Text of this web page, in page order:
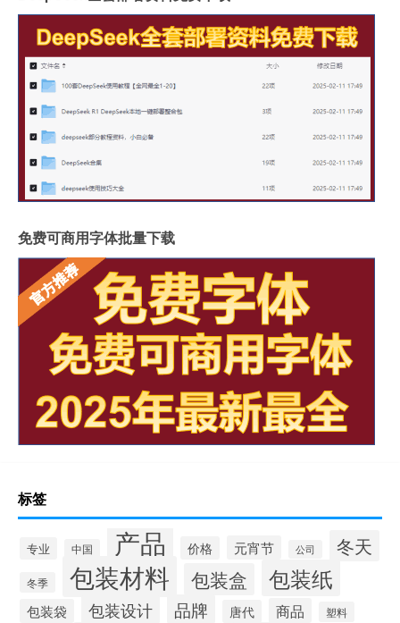
免费可商用字体批量下载
标签
专业 中国 产品 价格 元宵节 公司 冬天
冬季 包装材料 包装盒 包装纸
包装袋 包装设计 品牌 唐代 商品 塑料